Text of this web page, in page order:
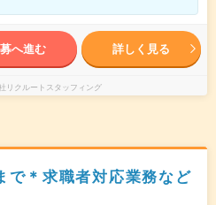
へ進む 詳しく見る
リクルートスタッフィング
で＊求職者対応業務など